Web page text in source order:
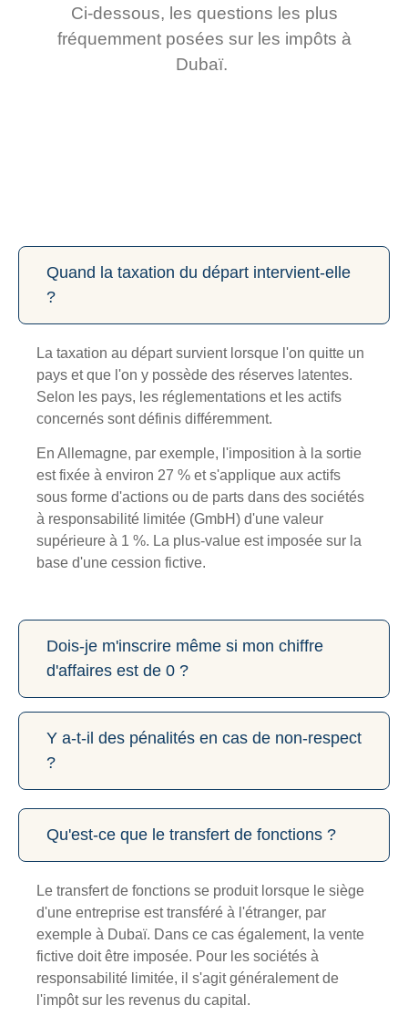
Ci-dessous, les questions les plus
fréquemment posées sur les impôts à
Dubaï.
Quand la taxation du départ intervient-elle
?
La taxation au départ survient lorsque l'on quitte un
pays et que l'on y possède des réserves latentes.
Selon les pays, les réglementations et les actifs
concernés sont définis différemment.
En Allemagne, par exemple, l'imposition à la sortie
est fixée à environ 27 % et s'applique aux actifs
sous forme d'actions ou de parts dans des sociétés
à responsabilité limitée (GmbH) d'une valeur
supérieure à 1 %. La plus-value est imposée sur la
base d'une cession fictive.
Dois-je m'inscrire même si mon chiffre
d'affaires est de 0 ?
Y a-t-il des pénalités en cas de non-respect
?
Qu'est-ce que le transfert de fonctions ?
Le transfert de fonctions se produit lorsque le siège
d'une entreprise est transféré à l'étranger, par
exemple à Dubaï. Dans ce cas également, la vente
fictive doit être imposée. Pour les sociétés à
responsabilité limitée, il s'agit généralement de
l'impôt sur les revenus du capital.